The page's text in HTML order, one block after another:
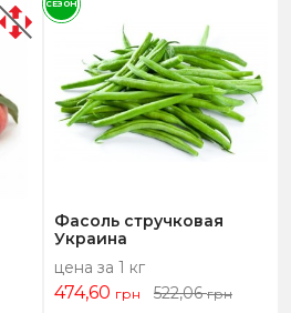
Фасоль стручковая
Украина
цена за 1 кг
474,60 грн 522,06грн
СЕЗОН